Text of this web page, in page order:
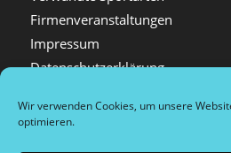
Wir verwenden Cookies, um unsere
optimieren.
Firmenveranstaltungen
Impressum
Datenschutzerklärung
Tournois de sport de